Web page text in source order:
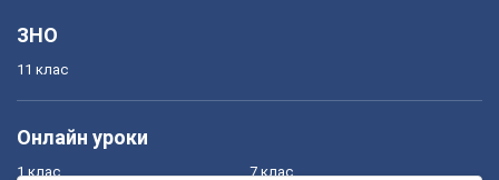
ЗНО
11 клас
Онлайн уроки
1 клас 7 клас